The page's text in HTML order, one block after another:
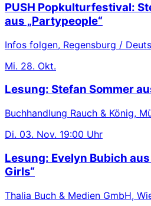
PUSH Popkulturfestival:
aus „Partypeople“
Infos folgen, Regensburg /
Mi. 28. Okt.
Lesung: Stefan Sommer
Buchhandlung Rauch & König,
Di. 03. Nov. 19:00 Uhr
Lesung: Evelyn Bubich
Girls“
Thalia Buch & Medien GmbH,